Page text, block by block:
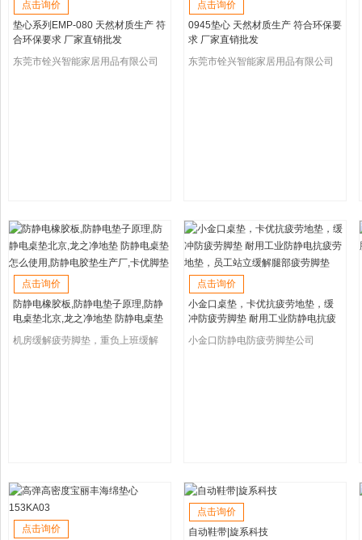
点击询价
垫心系列EMP-080 天然材质生产 符
合环保要求 厂家直销批发
东莞市铨兴智能家居用品有限公司
点击询价
0945垫心 天然材质生产 符合环保要
求 厂家直销批发
东莞市铨兴智能家居用品有限公司
点击询价
防静电橡胶板,防静电垫子原理,防静
电桌垫北京,龙之净地垫 防静电桌垫
怎么使用,防静电胶垫生产厂,卡优脚
垫
机房缓解疲劳脚垫，重负上班缓解
点击询价
小金口桌垫，卡优抗疲劳地垫，缓
冲防疲劳脚垫 耐用工业防静电抗疲
劳地垫，员工站立缓解腿部疲劳脚
垫
小金口防静电防疲劳脚垫公司
点击询价
点击询价
自动鞋带|旋系科技